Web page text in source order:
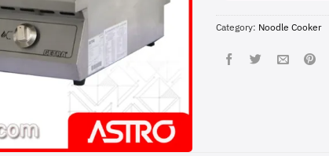
Category: Noodle Cooker